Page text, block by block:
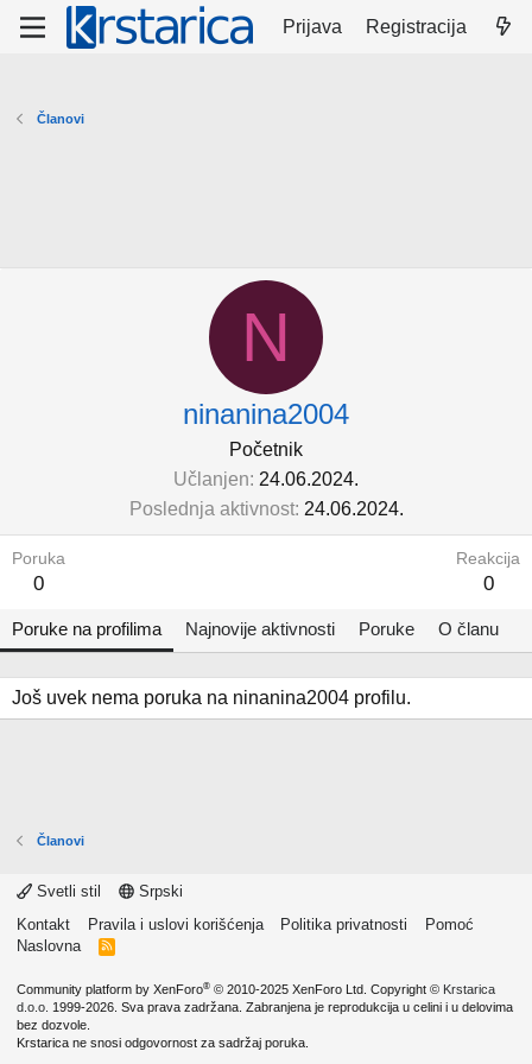
Prijava Registracija
Članovi
N
ninanina2004
Početnik
Učlanjen 24.06.2024.
Poslednja aktivnost 24.06.2024.
Poruka
0
Reakcija
0
Poruke na profilima Najnovije aktivnosti Poruke O članu
Još uvek nema poruka na ninanina2004 profilu.
Članovi
Svetli stil
Srpski
Kontakt
Pravila i uslovi korišćenja Politika privatnosti
Pomoć
Naslovna
R
Community platform by XenForo® © 2010-2025 XenForo Ltd. Copyright © Krstarica
d.o.o. 1999-2026. Sva prava zadržana. Zabranjena je reprodukcija u celini i u delovima
bez dozvole.
Krstarica ne snosi odgovornost za sadržaj poruka.